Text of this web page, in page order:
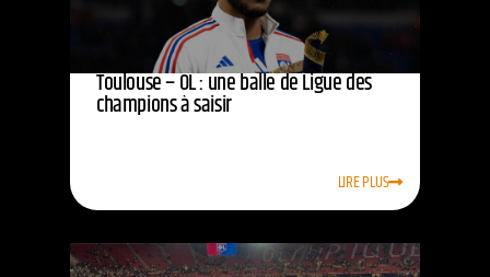
Toulouse – OL : une balle de Ligue des
champions à saisir
LIRE PLUS